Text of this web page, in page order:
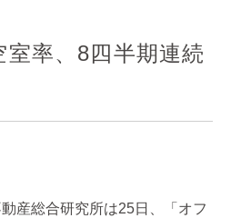
率、8四半期連続
産総合研究所は25日、「オフ